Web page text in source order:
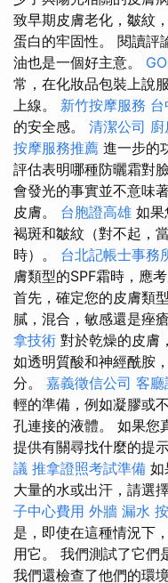
致早期皮膚老化，皺紋
蛋白的牢固性。 閱讀評
油也是一個好主意。
常，在化妝品包裝上說
上線。 新竹按摩服務 台
的安全感。 清潔公司
按摩服務推薦 進一步的
評估表明哪種防曬霜對
會發光的事實並不意味
皮膚。 台胞證高雄 如果
褐斑和皺紋（對不起，
時）。 台北記帳士事務
膚類型的SPF霜時，應
首先，確定您的皮膚類型
膩，混合，敏感還是痤
拿技術 對於乾燥的皮膚
如透明質酸和神經酰胺
分。 嘉義徵信公司 客廳
輕的準備，例如凝膠或
孔連接的液體。 如果您
提供有關尋找什麼的提
議 推拿證照考試準備 如
大量的水或出汗，請選
子中心費用 外牆 漏水
是，即使在這種情況下
用它。 我們測試了它們
我們還檢查了他們的環